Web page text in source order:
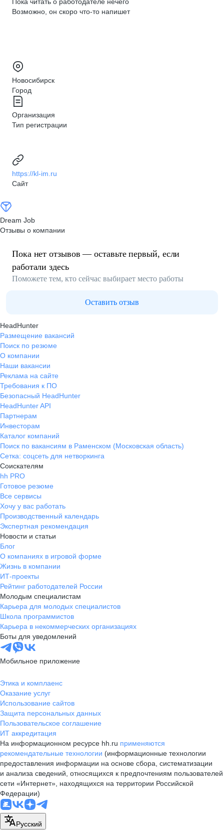
Возможно, он скоро что‑то напишет
Новосибирск
Город
Организация
Тип регистрации
https://kl-im.ru
Сайт
Dream Job
Отзывы о компании
Пока нет отзывов — оставьте первый, если
работали здесь
Поможете тем, кто сейчас выбирает место работы
Оставить отзыв
HeadHunter
Размещение вакансий
Поиск по резюме
О компании
Наши вакансии
Реклама на сайте
Требования к ПО
Безопасный HeadHunter
HeadHunter API
Партнерам
Инвесторам
Каталог компаний
Поиск по вакансиям в Раменском (Московская область)
Сетка: соцсеть для нетворкинга
Соискателям
hh PRO
Готовое резюме
Все сервисы
Хочу у вас работать
Производственный календарь
Экспертная рекомендация
Новости и статьи
Блог
О компаниях в игровой форме
Жизнь в компании
ИТ-проекты
Рейтинг работодателей России
Молодым специалистам
Карьера для молодых специалистов
Школа программистов
Карьера в некоммерческих организациях
Боты для уведомлений
Мобильное приложение
Этика и комплаенс
Оказание услуг
Использование сайтов
Защита персональных данных
Пользовательское соглашение
ИТ аккредитация
На информационном ресурсе hh.ru применяются
рекомендательные технологии (информационные технологии
предоставления информации на основе сбора, систематизации
и анализа сведений, относящихся к предпочтениям пользователей
сети «Интернет», находящихся на территории Российской
Федерации)
Русский